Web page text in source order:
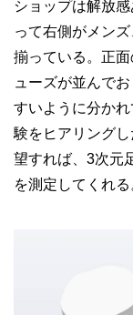
ショップは解放
って右側がメン
揃っている。正
ューズが並んで
すいように分か
験をヒアリング
望すれば、3次元
を測定してくれる